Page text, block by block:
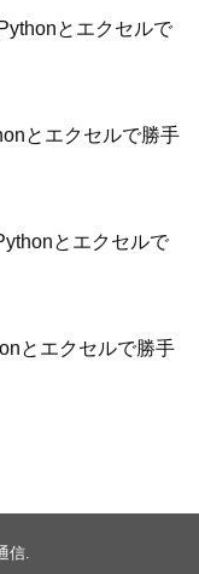
とエクセルで
とエクセルで勝手
とエクセルで
とエクセルで勝手
信.